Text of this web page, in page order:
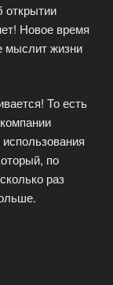
открытии
Новое время
мыслит жизни
То есть
по
раз